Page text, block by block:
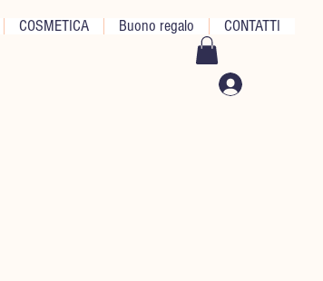
COSMETICA Buono regalo CONTATTI